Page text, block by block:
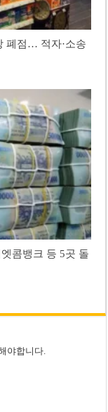
폐점… 적자·소송
콤뱅크 등 5곳 돌
야합니다.